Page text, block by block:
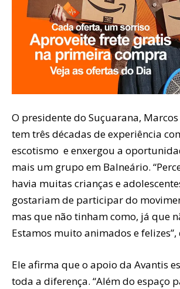
O presidente do Suçuarana,
tem três décadas de experiência
escotismo e enxergou a
mais um grupo em Balneário.
havia muitas crianças e
gostariam de participar do
mas que não tinham como, já que
Estamos muito animados e felizes”,
Ele afirma que o apoio da Avantis
toda a diferença. “Além do espaço